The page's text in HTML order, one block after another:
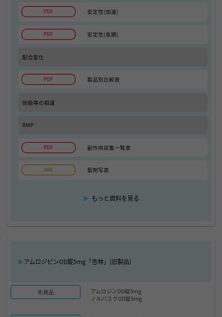
安定性(加速)
安定性(長期)
配合変化
製品別比較表
効能等の相違
RMP
副作用収集一覧表
製剤写真
▶ もっと資料を見る
▶アムロジピンOD錠5mg「杏林」(旧製品)
先発品
アムロジンOD錠5mg
ノルバスクOD錠5mg